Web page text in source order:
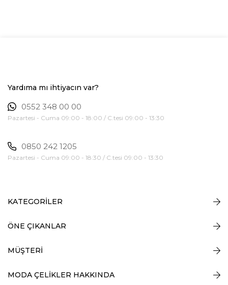
Yardıma mı ihtiyacın var?
0552 348 00 00
Pazartesi - Cuma 09:00 - 18:00 / C.tesi 09:00 - 13:30
0850 242 1205
Pazartesi - Cuma 09:00 - 18:30 / C.tesi 09:00 - 13:30
KATEGORİLER
ÖNE ÇIKANLAR
MÜŞTERİ
MODA ÇELİKLER HAKKINDA